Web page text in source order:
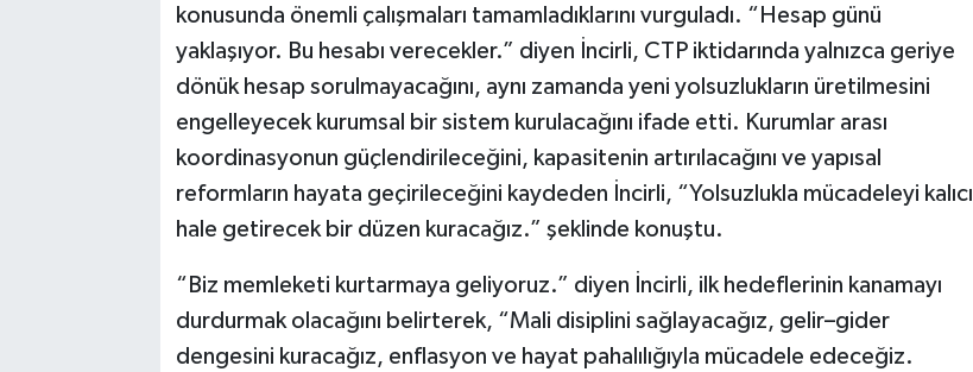
konusunda önemli çalışmaları tamamladıklarını vurguladı. “Hesap günü
yaklaşıyor. Bu hesabı verecekler.” diyen İncirli, CTP iktidarında yalnızca geriye
dönük hesap sorulmayacağını, aynı zamanda yeni yolsuzlukların üretilmesini
engelleyecek kurumsal bir sistem kurulacağını ifade etti. Kurumlar arası
koordinasyonun güçlendirileceğini, kapasitenin artırılacağını ve yapısal
reformların hayata geçirileceğini kaydeden İncirli, “Yolsuzlukla mücadeleyi kalıcı
hale getirecek bir düzen kuracağız.” şeklinde konuştu.
“Biz memleketi kurtarmaya geliyoruz.” diyen İncirli, ilk hedeflerinin kanamayı
durdurmak olacağını belirterek, “Mali disiplini sağlayacağız, gelir–gider
dengesini kuracağız, enflasyon ve hayat pahalılığıyla mücadele edeceğiz.